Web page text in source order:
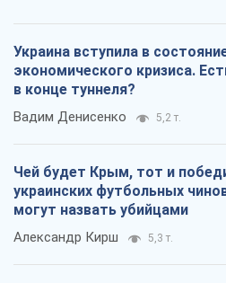
Украина вступила в
экономического кризиса.
в конце туннеля?
Вадим Денисенко 5,2 т.
Чей будет Крым, тот и
украинских футбольных
могут назвать убийцами
Александр Кирш 5,3 т.